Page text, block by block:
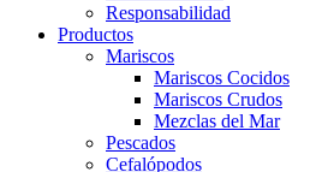
Responsabilidad
Productos
Mariscos
Mariscos Cocidos
Mariscos Crudos
Mezclas del Mar
Pescados
Cefalópodos